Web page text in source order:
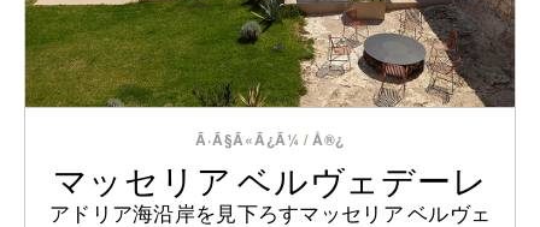
Ã·Ã§Ã«Ã¿Ã¼ /Å®¿
マッセリア ベルヴェデーレ
アドリア海沿岸を見下ろすマッセリア ベルヴェ